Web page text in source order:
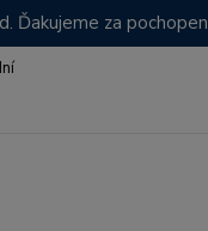
Ďakujeme za